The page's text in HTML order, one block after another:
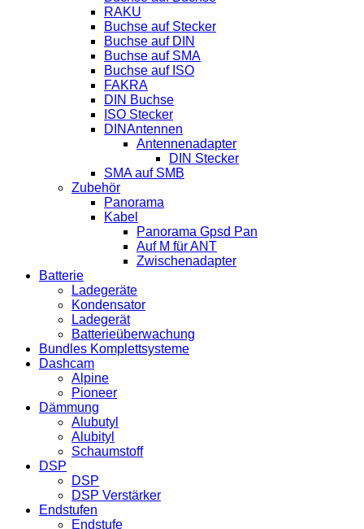
RAKU
Buchse auf Stecker
Buchse auf DIN
Buchse auf SMA
Buchse auf ISO
FAKRA
DIN Buchse
ISO Stecker
DINAntennen
Antennenadapter
DIN Stecker
SMA auf SMB
Zubehör
Panorama
Kabel
Panorama Gpsd Pan
Auf M für ANT
Zwischenadapter
Batterie
Ladegeräte
Kondensator
Ladegerät
Batterieüberwachung
Bundles Komplettsysteme
Dashcam
Alpine
Pioneer
Dämmung
Alubutyl
Alubityl
Schaumstoff
DSP
DSP
DSP Verstärker
Endstufen
Endstufe